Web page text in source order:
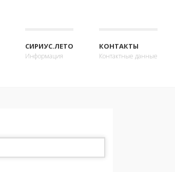
СИРИУС.ЛЕТО
Информация
КОНТАКТЫ
Контактные данные